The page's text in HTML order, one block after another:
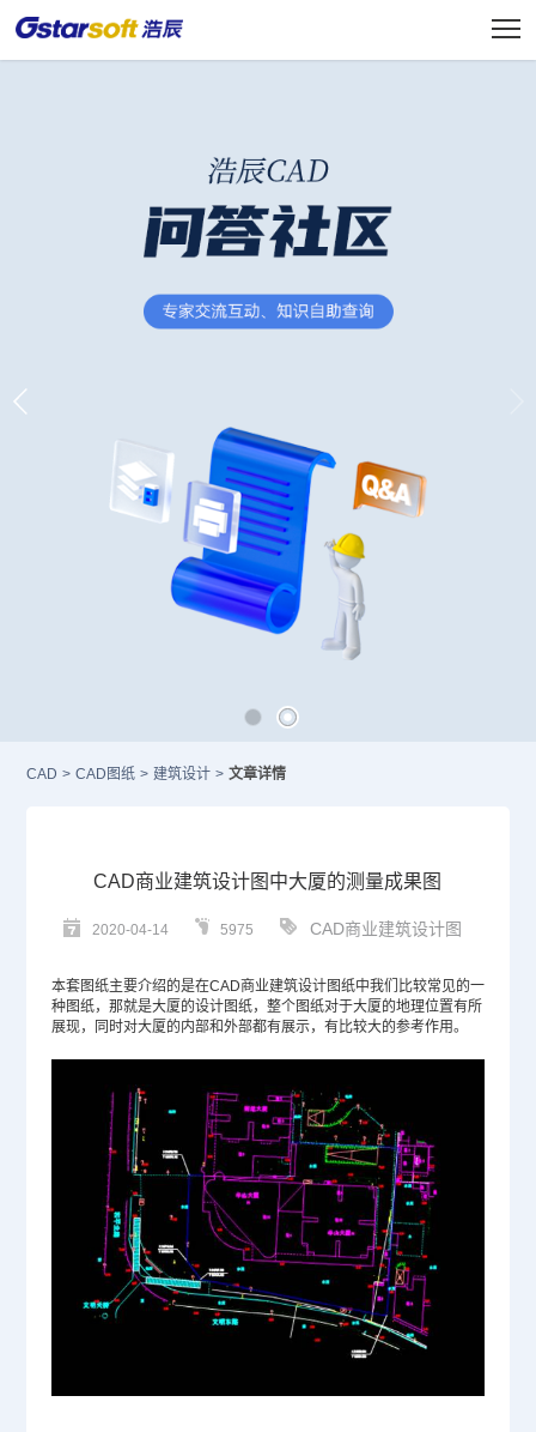
CAD > CAD图纸 > 建筑设计 > 文章详情
CAD商业建筑设计图中大厦的测量成果图
2020-04-14 5975 CAD商业建筑设计图
本套图纸主要介绍的是在CAD商业建筑设计图纸中我们比较常见的一
种图纸，那就是大厦的设计图纸，整个图纸对于大厦的地理位置有所
展现，同时对大厦的内部和外部都有展示，有比较大的参考作用。